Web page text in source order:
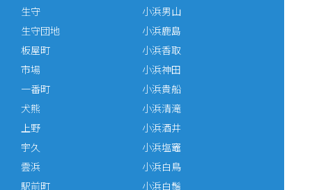
生守
生守団地
板屋町
市場
一番町
犬熊
上野
宇久
雲浜
駅前町
小浜男山
小浜鹿島
小浜香取
小浜神田
小浜貴船
小浜清滝
小浜酒井
小浜塩竈
小浜白鳥
小浜白鬚